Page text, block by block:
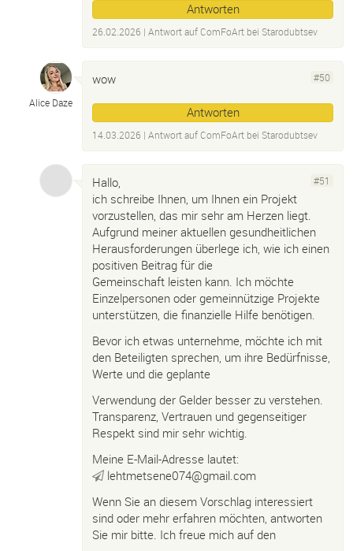
Antworten
26.02.2026 | Antwort aufComFoArt bei Starodubtsev
Alice Daze
#50
wow
Antworten
14.03.2026 | Antwort aufComFoArt bei Starodubtsev
#51
Hallo,
ich schreibe Ihnen, um Ihnen ein Projekt
vorzustellen, das mir sehr am Herzen liegt.
Aufgrund meiner aktuellen gesundheitlichen
Herausforderungen überlege ich, wie ich einen
positiven Beitrag für die
Gemeinschaft leisten kann. Ich möchte
Einzelpersonen oder gemeinnützige Projekte
unterstützen, die finanzielle Hilfe benötigen.
Bevor ich etwas unternehme, möchte ich mit
den Beteiligten sprechen, um ihre Bedürfnisse,
Werte und die geplante
Verwendung der Gelder besser zu verstehen.
Transparenz, Vertrauen und gegenseitiger
Respekt sind mir sehr wichtig.
Meine E-Mail-Adresse lautet:
lehtmetsene074@gmail.com
Wenn Sie an diesem Vorschlag interessiert
sind oder mehr erfahren möchten, antworten
Sie mir bitte. Ich freue mich auf den